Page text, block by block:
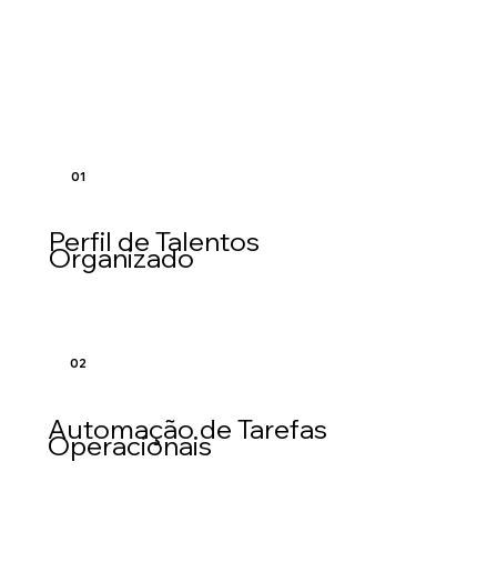
01
Perfil de Talentos
Organizado
02
Automação de Tarefas
Operacionais